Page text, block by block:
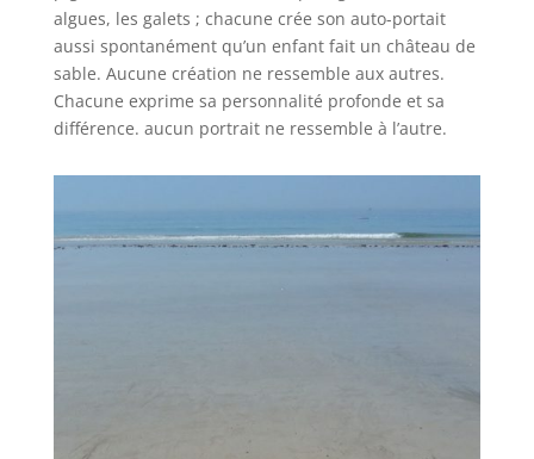
algues, les galets ; chacune crée son auto-portait
aussi spontanément qu’un enfant fait un château de
sable. Aucune création ne ressemble aux autres.
Chacune exprime sa personnalité profonde et sa
différence. aucun portrait ne ressemble à l’autre.